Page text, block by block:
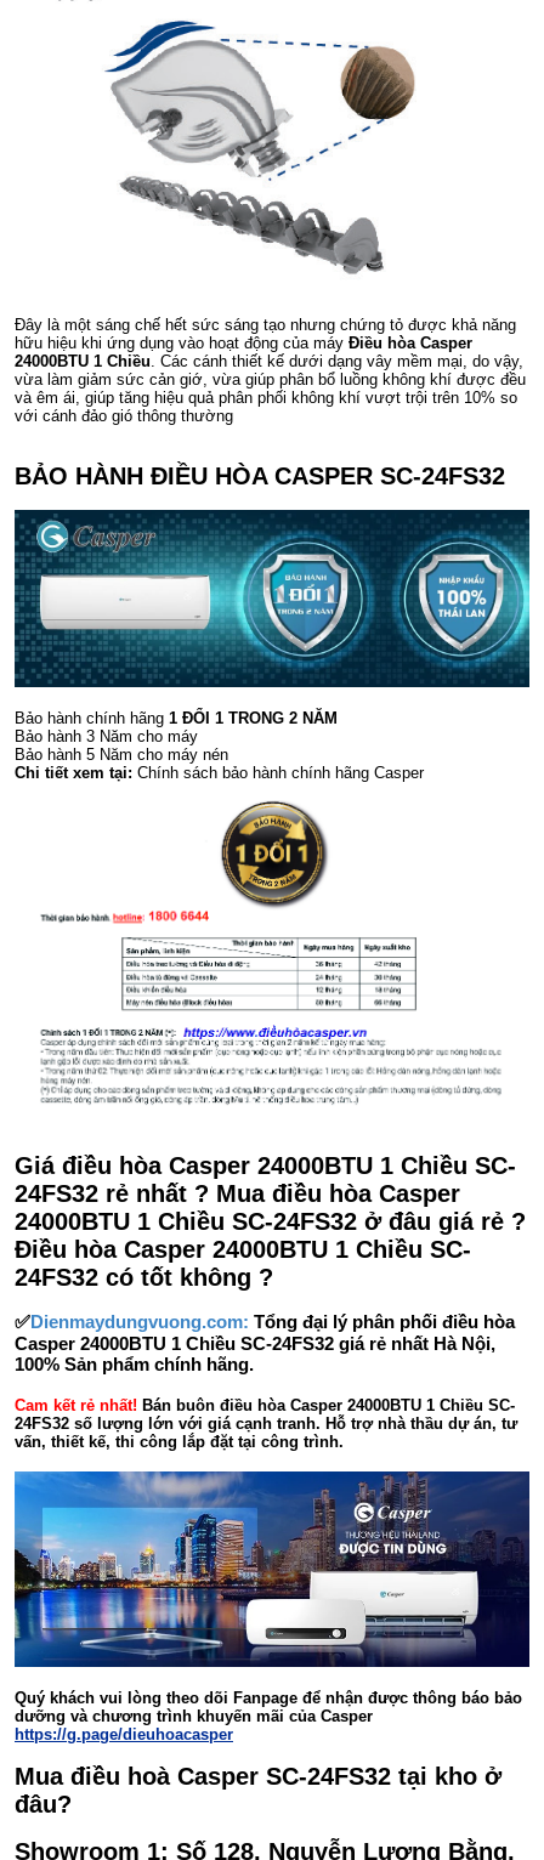
Đây là một sáng chế hết sức sáng tạo nhưng chứng tỏ được khả năng
hữu hiệu khi ứng dụng vào hoạt động của máy Điều hòa Casper
24000BTU 1 Chiều . Các cánh thiết kế dưới dạng vây mềm mại, do vậy,
vừa làm giảm sức cản giớ, vừa giúp phân bổ luồng không khí được đều
và êm ái, giúp tăng hiệu quả phân phối không khí vượt trội trên 10% so
với cánh đảo gió thông thường
BẢO HÀNH ĐIỀU HÒA CASPER SC-24FS32
Bảo hành chính hãng 1 ĐỔI 1 TRONG 2 NĂM
Bảo hành 3 Năm cho máy
Bảo hành 5 Năm cho máy nén
Chi tiết xem tại: Chính sách bảo hành chính hãng Casper
Giá điều hòa Casper 24000BTU 1 Chiều SC-
24FS32 rẻ nhất ? Mua điều hòa Casper
24000BTU 1 Chiều SC-24FS32 ở đâu giá rẻ ?
Điều hòa Casper 24000BTU 1 Chiều SC-
24FS32 có tốt không ?
✅Dienmaydungvuong.com: Tổng đại lý phân phối điều hòa
Casper 24000BTU 1 Chiều SC-24FS32 giá rẻ nhất Hà Nội,
100% Sản phẩm chính hãng.
Cam kết rẻ nhất! Bán buôn điều hòa Casper 24000BTU 1 Chiều SC-
24FS32 số lượng lớn với giá cạnh tranh. Hỗ trợ nhà thầu dự án, tư
vấn, thiết kế, thi công lắp đặt tại công trình.
Quý khách vui lòng theo dõi Fanpage để nhận được thông báo bảo
dưỡng và chương trình khuyến mãi của Casper
https://g.page/dieuhoacasper
Mua điều hoà Casper SC-24FS32 tại kho ở
đâu?
Showroom 1: Số 128, Nguyễn Lương Bằng,